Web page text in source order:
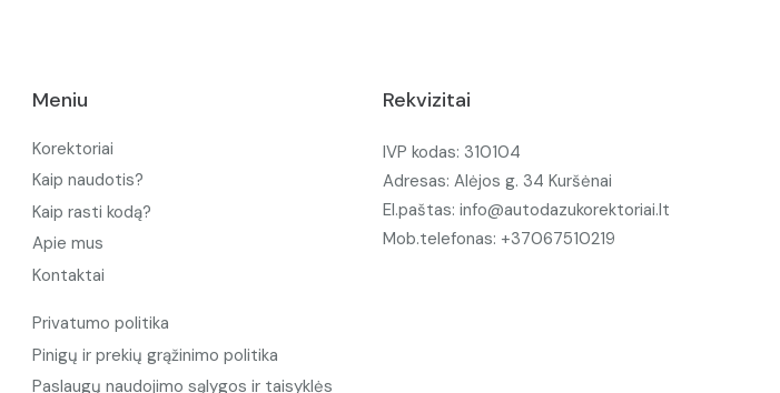
Meniu
Korektoriai
Kaip naudotis?
Kaip rasti kodą?
Apie mus
Kontaktai
Privatumo politika
Pinigų ir prekių grąžinimo politika
Paslaugų naudojimo sąlygos ir taisyklės
Rekvizitai
IVP kodas: 310104
Adresas: Alėjos g. 34 Kuršėnai
El.paštas: info@autodazukorektoriai.lt
Mob.telefonas: +37067510219